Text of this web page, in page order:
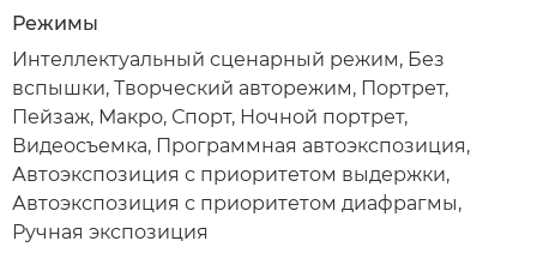
Режимы
Интеллектуальный сценарный режим, Без
вспышки, Творческий авторежим, Портрет,
Пейзаж, Макро, Спорт, Ночной портрет,
Видеосъемка, Программная автоэкспозиция,
Автоэкспозиция с приоритетом выдержки,
Автоэкспозиция с приоритетом диафрагмы,
Ручная экспозиция